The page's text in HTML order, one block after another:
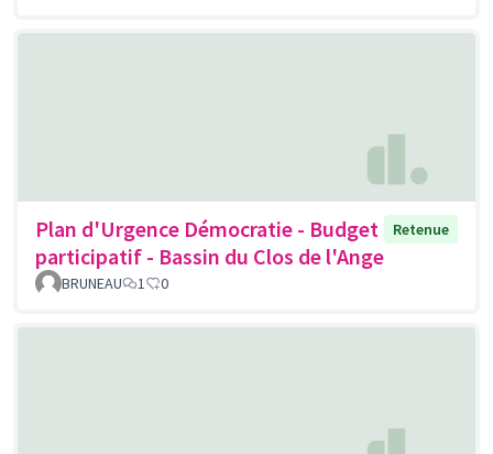
Plan d'Urgence Démocratie - Budget
participatif - Bassin du Clos de l'Ange
Retenue
BRUNEAU 1 0